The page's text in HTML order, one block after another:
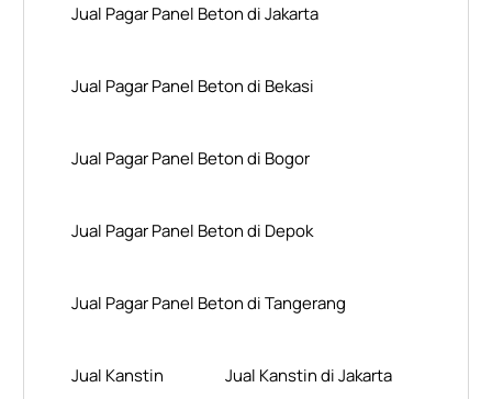
Jual Pagar Panel Beton di Jakarta
Jual Pagar Panel Beton di Bekasi
Jual Pagar Panel Beton di Bogor
Jual Pagar Panel Beton di Depok
Jual Pagar Panel Beton di Tangerang
Jual Kanstin Jual Kanstin di Jakarta